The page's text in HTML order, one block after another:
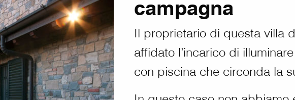
campagna
Il proprietario di questa villa
affidato l’incarico di
con piscina che circonda la